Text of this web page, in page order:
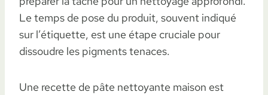
Le temps de pose du produit, souvent indiqué
sur l’étiquette, est une étape cruciale pour
dissoudre les pigments tenaces.
Une recette de pâte nettoyante maison est